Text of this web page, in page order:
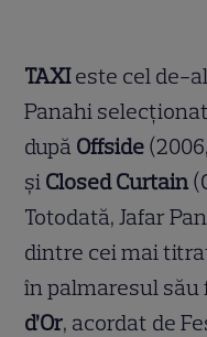
TAXIeste cel de-
Panahi
după Offside
și Closed Curtain
Totodată, Jafar
dintre cei mai
în palmaresul
d’Or, acordat de